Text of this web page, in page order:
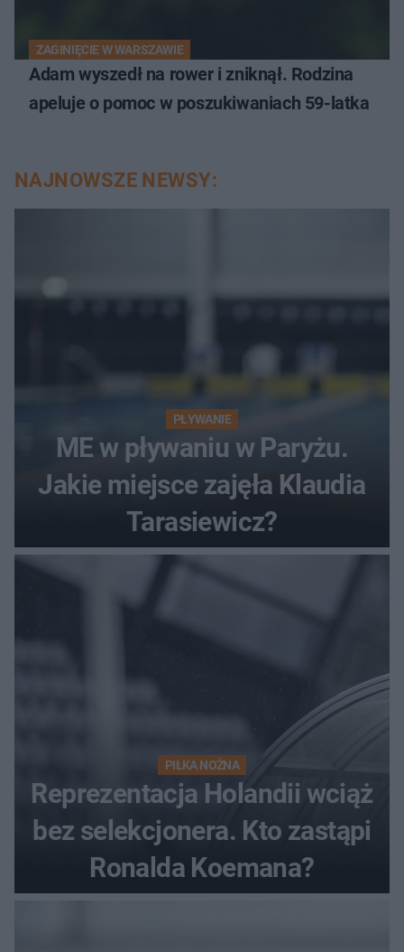
ZAGINIĘCIE W WARSZAWIE
Adam wyszedł na rower i zniknął. Rodzina
apeluje o pomoc w poszukiwaniach 59-latka
NAJNOWSZE NEWSY:
PŁYWANIE
ME w pływaniu w Paryżu.
Jakie miejsce zajęła Klaudia
Tarasiewicz?
PIŁKA NOŻNA
Reprezentacja Holandii wciąż
bez selekcjonera. Kto zastąpi
Ronalda Koemana?